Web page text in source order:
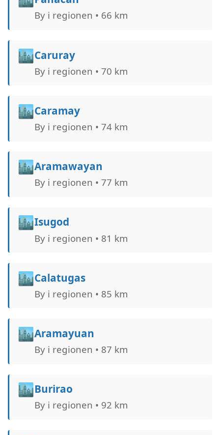
By i regionen • 66 km
🏙️Caruray
By i regionen • 70 km
🏙️Caramay
By i regionen • 74 km
🏙️Aramawayan
By i regionen • 77 km
🏙️Isugod
By i regionen • 81 km
🏙️Calatugas
By i regionen • 85 km
🏙️Aramayuan
By i regionen • 87 km
🏙️Burirao
By i regionen • 92 km